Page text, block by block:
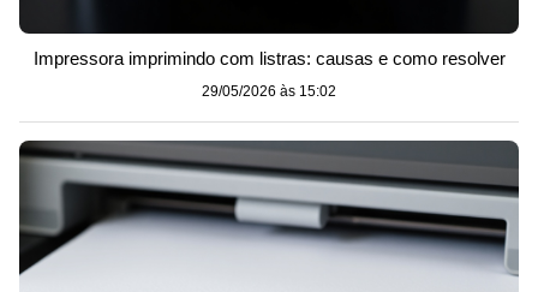
Impressora imprimindo com listras: causas e como resolver
29/05/2026 às 15:02